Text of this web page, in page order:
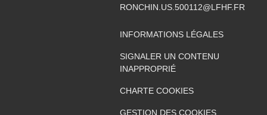
RONCHIN.US.500112@LFHF.FR
INFORMATIONS LÉGALES
SIGNALER UN CONTENU
INAPPROPRIÉ
CHARTE COOKIES
GESTION DES COOKIES